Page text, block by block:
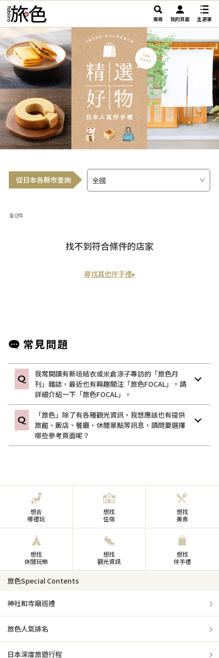
搜尋 我的頁面 主選單
從日本各縣市查詢
全0件
找不到符合條件的店家
尋找其他伴手禮▸
我常閱讀有新垣結衣或米倉涼子專訪的「旅色月
刊」雜誌，最近也有興趣關注「旅色FOCAL」。請
詳細介紹一下「旅色FOCAL」。
「旅色」除了有各種觀光資訊，我想應該也有提供
旅館、飯店、餐廳、休閒景點等訊息，請問要選擇
哪些參考頁面呢？
想去
哪裡玩
想找
住宿
想找
美食
想找
休閒玩樂
想找
觀光資訊
想找
伴手禮
旅色Special Contents
神社和寺廟巡禮
旅色人氣排名
日本深度旅遊行程